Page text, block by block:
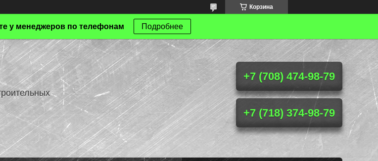
Корзина
у менеджеров по телефонам Подробнее
+7 (708) 474-98-79
+7 (718) 374-98-79